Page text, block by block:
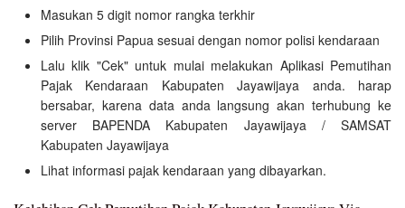
Masukan 5 digit nomor rangka terkhir
Pilih Provinsi Papua sesuai dengan nomor polisi kendaraan
Lalu klik "Cek" untuk mulai melakukan Aplikasi Pemutihan
Pajak Kendaraan Kabupaten Jayawijaya anda. harap
bersabar, karena data anda langsung akan terhubung ke
server BAPENDA Kabupaten Jayawijaya / SAMSAT
Kabupaten Jayawijaya
Lihat informasi pajak kendaraan yang dibayarkan.